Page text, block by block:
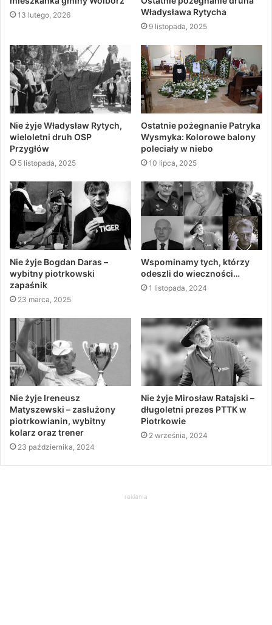
13 lutego, 2026
Władysława Rytycha
9 listopada, 2025
Nie żyje Władysław Rytych,
wieloletni druh OSP
Przygłów
5 listopada, 2025
Ostatnie pożegnanie Patryka
Wysmyka: Kolorowe balony
poleciały w niebo
10 lipca, 2025
Nie żyje Bogdan Daras –
wybitny piotrkowski
zapaśnik
23 marca, 2025
Wspominamy tych, którzy
odeszli do wieczności…
1 listopada, 2024
Nie żyje Ireneusz
Matyszewski – zasłużony
piotrkowianin, wybitny
kolarz oraz trener
23 października, 2024
Nie żyje Mirosław Ratajski –
długoletni prezes PTTK w
Piotrkowie
2 września, 2024
reklama